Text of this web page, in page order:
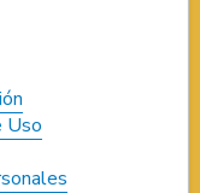
Uso